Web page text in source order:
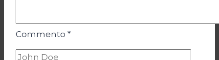
Commento *